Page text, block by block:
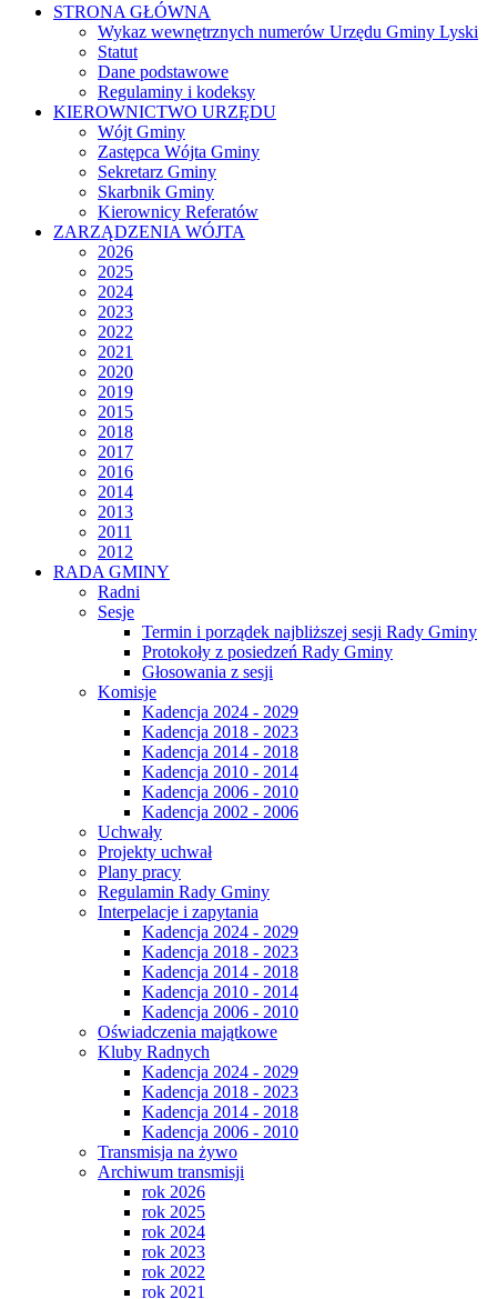
STRONA GŁÓWNA
Wykaz wewnętrznych numerów Urzędu Gminy Lyski
Statut
Dane podstawowe
Regulaminy i kodeksy
KIEROWNICTWO URZĘDU
Wójt Gminy
Zastępca Wójta Gminy
Sekretarz Gminy
Skarbnik Gminy
Kierownicy Referatów
ZARZĄDZENIA WÓJTA
2026
2025
2024
2023
2022
2021
2020
2019
2015
2018
2017
2016
2014
2013
2011
2012
RADA GMINY
Radni
Sesje
Termin i porządek najbliższej sesji Rady Gminy
Protokoły z posiedzeń Rady Gminy
Głosowania z sesji
Komisje
Kadencja 2024 - 2029
Kadencja 2018 - 2023
Kadencja 2014 - 2018
Kadencja 2010 - 2014
Kadencja 2006 - 2010
Kadencja 2002 - 2006
Uchwały
Projekty uchwał
Plany pracy
Regulamin Rady Gminy
Interpelacje i zapytania
Kadencja 2024 - 2029
Kadencja 2018 - 2023
Kadencja 2014 - 2018
Kadencja 2010 - 2014
Kadencja 2006 - 2010
Oświadczenia majątkowe
Kluby Radnych
Kadencja 2024 - 2029
Kadencja 2018 - 2023
Kadencja 2014 - 2018
Kadencja 2006 - 2010
Transmisja na żywo
Archiwum transmisji
rok 2026
rok 2025
rok 2024
rok 2023
rok 2022
rok 2021